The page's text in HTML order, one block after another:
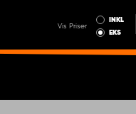
Vis Priser
INKL
EKS